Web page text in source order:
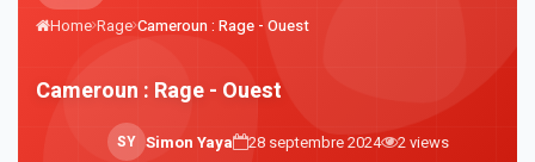
Home Rage Cameroun : Rage - Ouest
Cameroun : Rage - Ouest
SY Simon Yaya 28 septembre 2024 2views